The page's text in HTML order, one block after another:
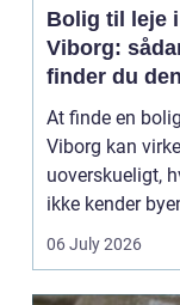
Bolig til leje i
Viborg:
finder du
lejlighed
At finde en
Viborg kan virke
uoverskueligt,
ikke kender
det lokale...
06 July 2026